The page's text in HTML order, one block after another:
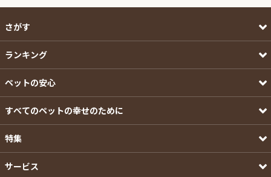
さがす
ランキング
ペットの安心
すべてのペットの幸せのために
特集
サービス